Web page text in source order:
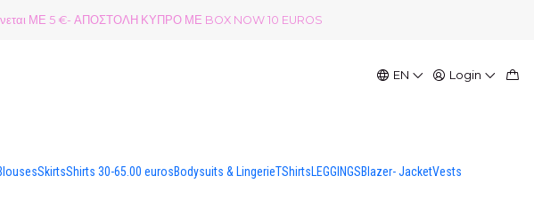
EN Login
SkirtsShirts 30-65.00 eurosBodysuits & LingerieTShirts LEGGINGSBlazer- JacketVests
ΜΕ 5 €- ΑΠΟΣΤΟΛΗ ΚΥΠΡΟ ΜΕ BOX NOW 10 EUROS